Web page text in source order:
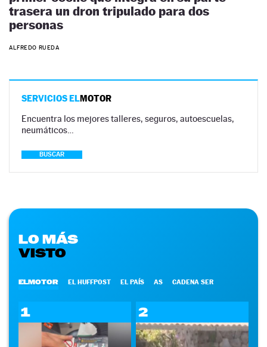
trasera un dron tripulado para dos
personas
ALFREDO RUEDA
SERVICIOS ELMOTOR
Encuentra los mejores talleres, seguros, autoescuelas,
neumáticos…
BUSCAR
LO MÁS
VISTO
ELMOTOR EL HUFFPOST EL PAÍS AS CADENA SER
1 2